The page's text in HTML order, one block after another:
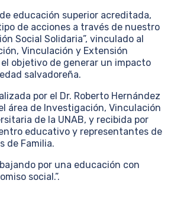
educación superior acreditada,
de acciones a través de nuestro
Social Solidaria”, vinculado al
Vinculación y Extensión
objetivo de generar un impacto
salvadoreña.
por el Dr. Roberto Hernández
área de Investigación, Vinculación
de la UNAB, y recibida por
educativo y representantes de
de Familia.
por una educación con
social.”.